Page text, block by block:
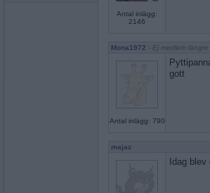
Antal inlägg:
2146
Mona1972 - Ej medlem längre
Antal inlägg: 790
gott
majaz
Idag